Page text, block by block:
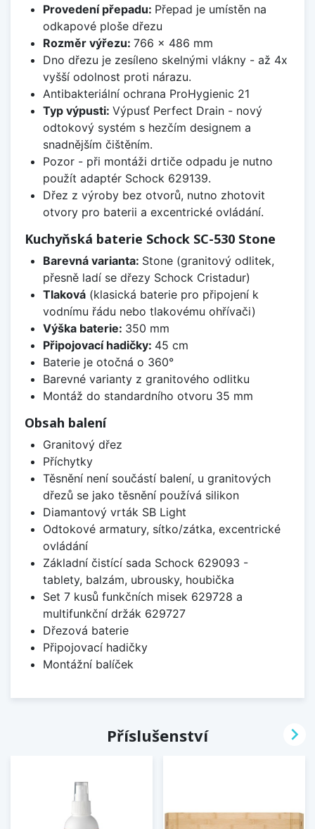
Provedení přepadu: Přepad je umístěn na
odkapové ploše dřezu
Rozměr výřezu: 766 x 486 mm
Dno dřezu je zesíleno skelnými vlákny - až 4x
vyšší odolnost proti nárazu.
Antibakteriální ochrana ProHygienic 21
Typ výpusti: Výpusť Perfect Drain - nový
odtokový systém s hezčím designem a
snadnějším čištěním.
Pozor - při montáži drtiče odpadu je nutno
použít adaptér Schock 629139.
Dřez z výroby bez otvorů, nutno zhotovit
otvory pro baterii a excentrické ovládání.
Kuchyňská baterie Schock SC-530 Stone
Barevná varianta: Stone (granitový odlitek,
přesně ladí se dřezy Schock Cristadur)
Tlaková(klasická baterie pro připojení k
vodnímu řádu nebo tlakovému ohřívači)
Výška baterie: 350 mm
Připojovací hadičky: 45 cm
Baterie je otočná o 360°
Barevné varianty z granitového odlitku
Montáž do standardního otvoru 35 mm
Obsah balení
Granitový dřez
Příchytky
Těsnění není součástí balení, u granitových
dřezů se jako těsnění používá silikon
Diamantový vrták SB Light
Odtokové armatury, sítko/zátka, excentrické
ovládání
Základní čistící sada Schock 629093 -
tablety, balzám, ubrousky, houbička
Set 7 kusů funkčních misek 629728 a
multifunkční držák 629727
Dřezová baterie
Připojovací hadičky
Montážní balíček
Příslušenství 